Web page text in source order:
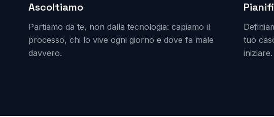
Ascoltiamo
Partiamo da te, non dalla tecnologia: capiamo il
processo, chi lo vive ogni giorno e dove fa male
davvero.
tuo
iniziare.